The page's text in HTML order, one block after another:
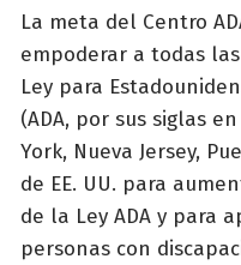
La meta del Centro
empoderar a todas
Ley para
(ADA, por sus siglas
York, Nueva Jersey,
de EE. UU. para
de la Ley ADA y para
personas con